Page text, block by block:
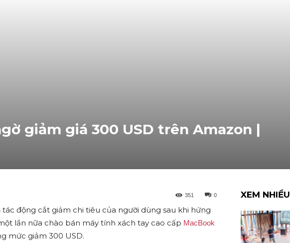
giảm giá 300 USD trên Amazon |
0
351
động cắt giảm chi tiêu của người dùng sau khi hứng
lần nữa chào bán máy tính xách tay cao cấp MacBook
mức giảm 300 USD.
XEM NHIỀU